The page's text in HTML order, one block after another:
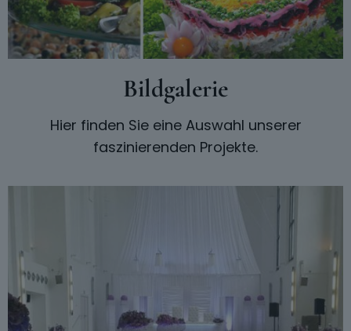
Bildgalerie
Hier finden Sie eine Auswahl unserer
faszinierenden Projekte.